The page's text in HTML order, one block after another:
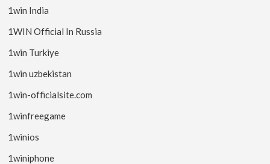
1win India
1WIN Official In Russia
1win Turkiye
1win uzbekistan
1win-officialsite.com
1winfreegame
1winios
1winiphone